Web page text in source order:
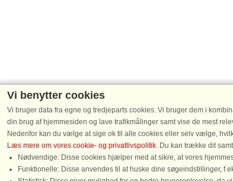
Destinationer
Sommerhuse i Danmark|Sommerhus
Tyskland|Sommerhuse i Sverige|
Vi benytter cookies
Vi bruger data fra egne og tredjeparts cookies. Vi bruger dem i
din brug af hjemmesiden og lave trafikmålinger samt vise de mest
Nedenfor kan du vælge at sige ok til alle cookies eller selv vælge,
Læs mere om vores cookie- og privatlivspolitik. Du kan trække dit
Nødvendige: Disse cookies hjælper med at sikre, at vores
Funktionelle: Disse anvendes til at huske dine søgeindstillinger,